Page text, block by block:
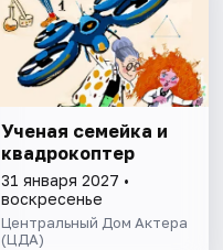
Ученая семейка и
квадрокоптер
31 января 2027 •
воскресенье
Центральный Дом Актера
(ЦДА)